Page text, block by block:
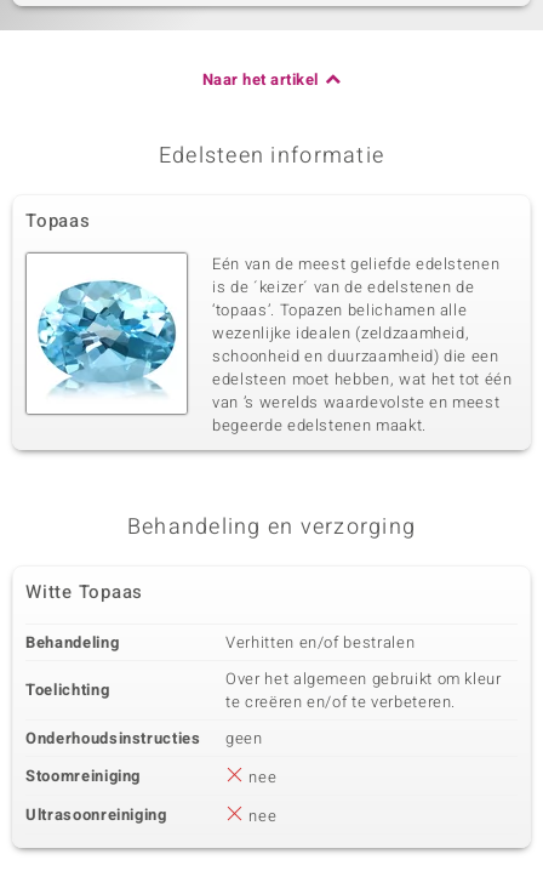
Naar het artikel
Edelsteen informatie
Topaas
Eén van de meest geliefde edelstenen
is de ´keizer´ van de edelstenen de
‘topaas’. Topazen belichamen alle
wezenlijke idealen (zeldzaamheid,
schoonheid en duurzaamheid) die een
edelsteen moet hebben, wat het tot één
van ’s werelds waardevolste en meest
begeerde edelstenen maakt.
Behandeling en verzorging
Witte Topaas
Behandeling Verhitten en/of bestralen
Toelichting
Over het algemeen gebruikt om kleur
te creëren en/of te verbeteren.
Onderhoudsinstructies
geen
Stoomreiniging
nee
Ultrasoonreiniging
nee